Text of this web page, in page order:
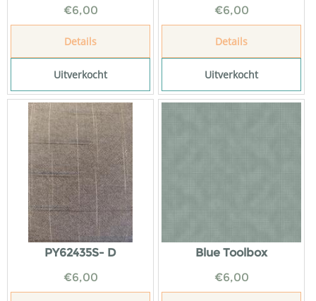
€6,00
Details
Uitverkocht
€6,00
Details
Uitverkocht
PY62435S- D
€6,00
Blue Toolbox
€6,00